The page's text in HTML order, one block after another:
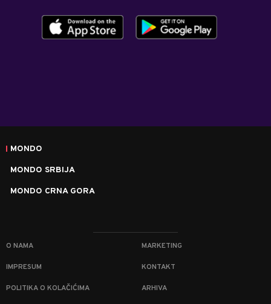
MONDO
MONDO SRBIJA
MONDO CRNA GORA
O NAMA MARKETING
IMPRESUM KONTAKT
POLITIKA O KOLAČIĆIMA ARHIVA